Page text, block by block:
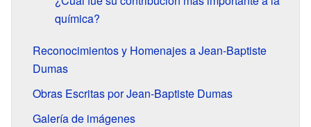
química?
Reconocimientos y Homenajes a Jean-Baptiste
Dumas
Obras Escritas por Jean-Baptiste Dumas
Galería de imágenes